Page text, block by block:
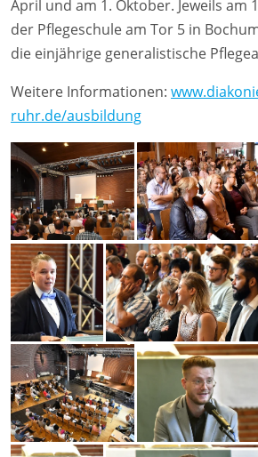
April und am 1. Oktober. Jeweils am
der Pflegeschule am Tor 5 in
die einjährige generalistische
Weitere Informationen:
ruhr.de/ausbildung